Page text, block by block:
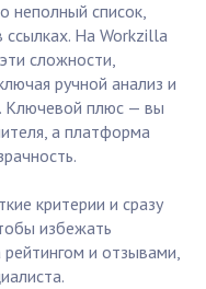
неполный список,
ссылках. На Workzilla
сложности,
ручной анализ и
Ключевой плюс — вы
а платформа
критерии и сразу
избежать
и отзывами,